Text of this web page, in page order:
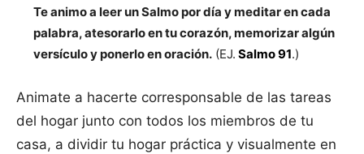
Te animo a leer un Salmo por día y meditar en cada
palabra, atesorarlo en tu corazón, memorizar algún
versículo y ponerlo en oración. (EJ. Salmo 91.)
Animate a hacerte corresponsable de las tareas
del hogar junto con todos los miembros de tu
casa, a dividir tu hogar práctica y visualmente en